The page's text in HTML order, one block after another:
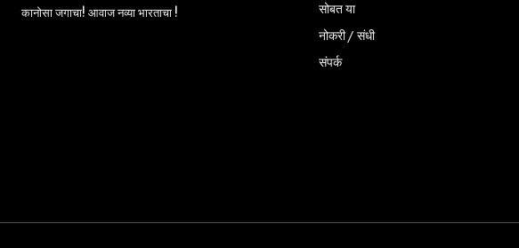
कानोसा जगाचा! आवाज नव्या भारताचा !
सोबत या
नोकरी / संधी
संपर्क